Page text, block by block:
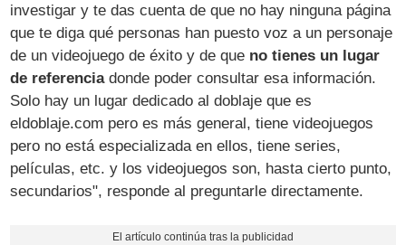
investigar y te das cuenta de que no hay ninguna página
que te diga qué personas han puesto voz a un personaje
de un videojuego de éxito y de que no tienes un lugar
de referenciadonde poder consultar esa información.
Solo hay un lugar dedicado al doblaje que es
eldoblaje.com pero es más general, tiene videojuegos
pero no está especializada en ellos, tiene series,
películas, etc. y los videojuegos son, hasta cierto punto,
secundarios", responde al preguntarle directamente.